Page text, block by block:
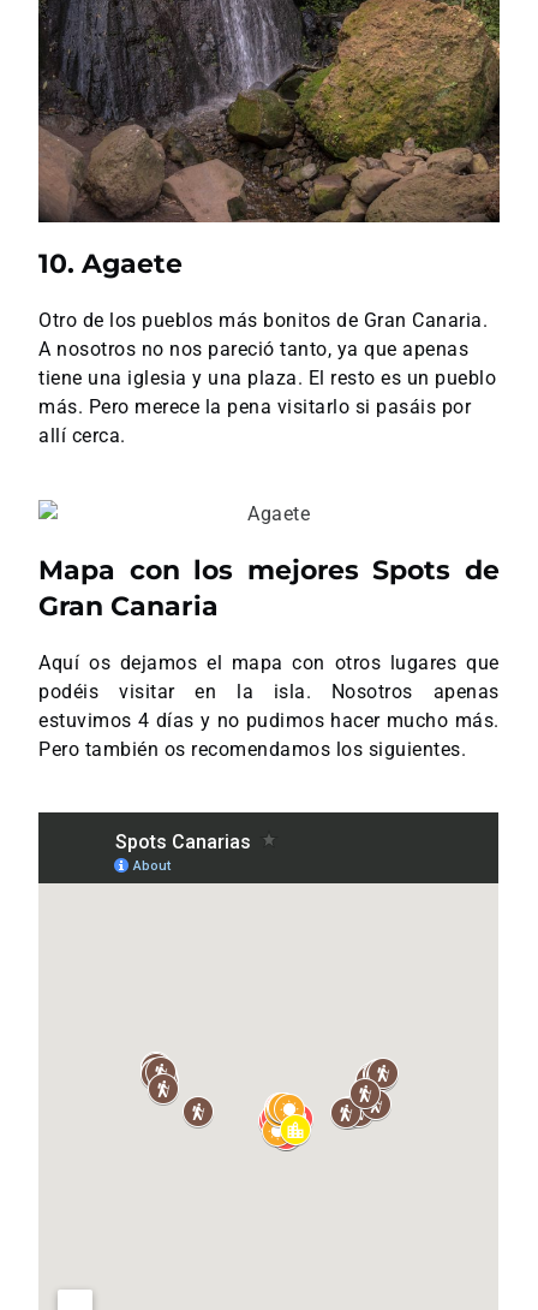
10. Agaete
Otro de los pueblos más bonitos de Gran Canaria.
A nosotros no nos pareció tanto, ya que apenas
tiene una iglesia y una plaza. El resto es un pueblo
más. Pero merece la pena visitarlo si pasáis por
allí cerca.
Mapa con los mejores Spots de
Gran Canaria
Aquí os dejamos el mapa con otros lugares que
podéis visitar en la isla. Nosotros apenas
estuvimos 4 días y no pudimos hacer mucho más.
Pero también os recomendamos los siguientes.